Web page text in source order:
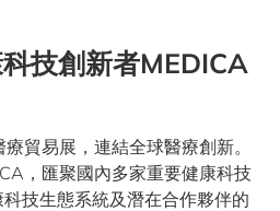
技創新者MEDICA
貿易展，連結全球醫療創新。
，匯聚國內多家重要健康科技
技生態系統及潛在合作夥伴的